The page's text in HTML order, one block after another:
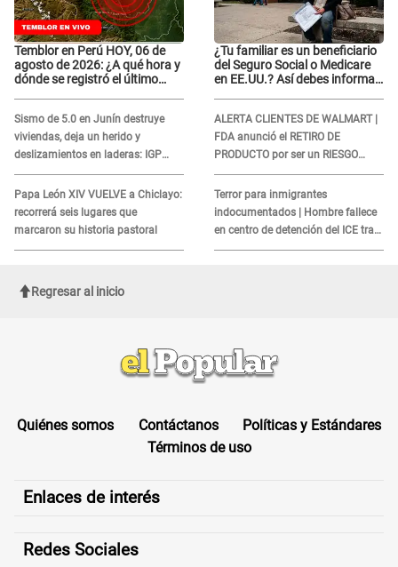
Temblor en Perú HOY, 06 de
agosto de 2026: ¿A qué hora y
dónde se registró el último
Sismo de 5.0 en Junín destruye
viviendas, deja un herido y
deslizamientos en laderas: IGP
alerta sobre posibles réplicas
Papa León XIV VUELVE a Chiclayo:
recorrerá seis lugares que
marcaron su historia pastoral
¿Tu familiar es un beneficiario
del Seguro Social o Medicare
en EE.UU.? Así debes informar
ALERTA CLIENTES DE WALMART |
FDA anunció el RETIRO DE
PRODUCTO por ser un RIESGO
MORTAL para consumidores: ¿Cuál
es?
Terror para inmigrantes
indocumentados | Hombre fallece
en centro de detención del ICE tras
sufrir una "emergencia médica"
Regresar al inicio
Quiénes somos Contáctanos
Políticas y Estándares
Términos de uso
Enlaces de interés
Redes Sociales